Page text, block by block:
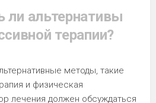
ли альтернативы
терапии?
методы, такие
и физическая
лечения должен обсуждаться